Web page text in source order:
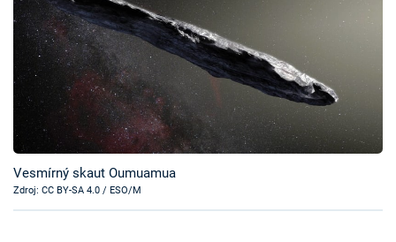
TV Program
Časopis
Sledujte prima+
Přihlášení
Vesmírný skaut Oumuamua
Zdroj: CC BY-SA 4.0 / ESO/M